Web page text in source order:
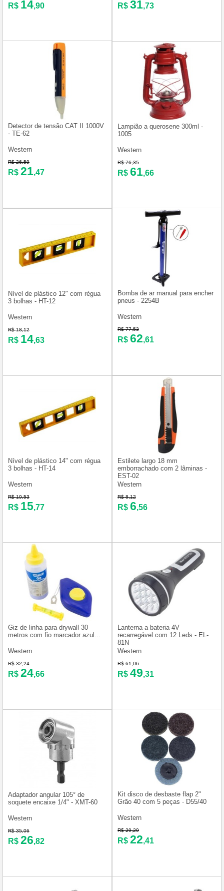
R$ 14,90 R$ 31,73
Detector de tensão CAT II 1000V
- TE-62
Western
R$ 26,59
R$ 21,47
Lampião a querosene 300ml -
1005
Western
R$ 76,35
R$ 61,66
Nível de plástico 12" com régua
3 bolhas - HT-12
Western
R$ 18,12
R$ 14,63
Bomba de ar manual para encher
pneus - 2254B
Western
R$ 77,53
R$ 62,61
Nível de plástico 14" com régua
3 bolhas - HT-14
Western
R$ 19,53
R$ 15,77
Estilete largo 18 mm
emborrachado com 2 lâminas -
EST-02
Western
R$ 8,12
R$ 6,56
Giz de linha para drywall 30
metros com fio marcador azul...
Western
R$ 32,24
R$ 24,66
Lanterna a bateria 4V
recarregável com 12 Leds - EL-
81N
Western
R$ 61,06
R$ 49,31
Adaptador angular 105° de
soquete encaixe 1/4" - XMT-60
Western
R$ 35,06
R$ 26,82
Kit disco de desbaste flap 2"
Grão 40 com 5 peças - D55/40
Western
R$ 29,29
R$ 22,41